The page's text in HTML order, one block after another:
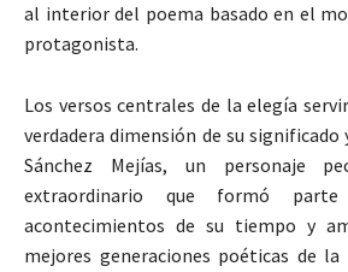
al interior del poema basado en el
protagonista.
Los versos centrales de la elegía
verdadera dimensión de su significado
Sánchez Mejías, un personaje
extraordinario que formó
acontecimientos de su tiempo y
mejores generaciones poéticas de